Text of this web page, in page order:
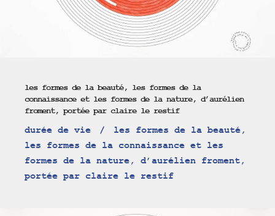
les formes de la beauté, les formes de la
connaissance et les formes de la nature, d’aurélien
froment, portée par claire le restif
durée de vie
les formes de la beauté,
les formes de la connaissance et les
formes de la nature, d’aurélien froment,
portée par claire le restif